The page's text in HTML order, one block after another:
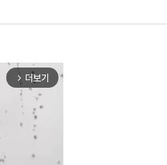
arrow_forward_ios 더보기